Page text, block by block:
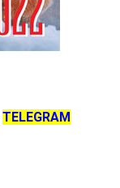
TELEGRAM